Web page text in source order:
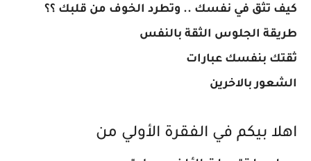
كيف تثق في نفسك .. وتطرد الخوف من قلبك ؟؟
طريقة الجلوس الثقة بالنفس
ثقتك بنفسك عبارات
الشعور بالاخرين
اهلا بيكم في الفقرة الأولي من